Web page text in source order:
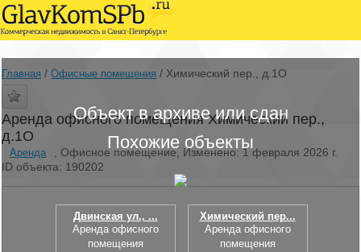
Объект в архиве или сдан
Похожие объекты
Двинская ул., ...
Аренда офисного
помещения
Химический пер...
Аренда офисного
помещения
Главная / Офисные помещения / Химический пер., д.1О
Аренда офисного помещения Химический пер.,
д.1О
Аренда
, Офисное помещение, Изменено: 1 февраля 2026 г.
ID объекта: 190202